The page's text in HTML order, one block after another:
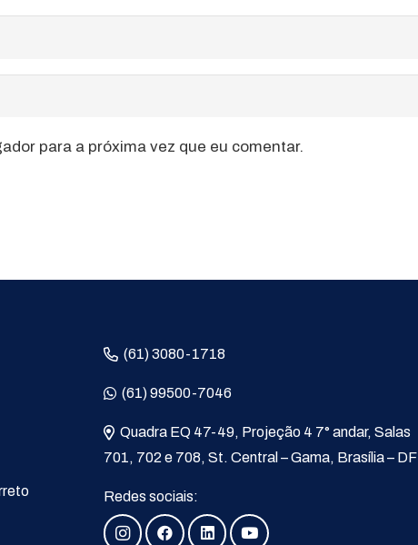
para a próxima vez que eu comentar.
(61) 3080-1718
(61) 99500-7046
Quadra EQ 47-49, Projeção 4 7° andar, Salas
701, 702 e 708, St. Central – Gama, Brasília – DF
Redes sociais: